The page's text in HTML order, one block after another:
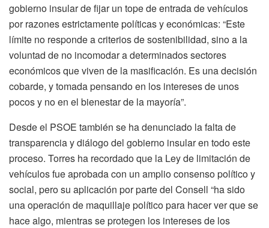
gobierno insular de fijar un tope de entrada de vehículos
por razones estrictamente políticas y económicas: “Este
límite no responde a criterios de sostenibilidad, sino a la
voluntad de no incomodar a determinados sectores
económicos que viven de la masificación. Es una decisión
cobarde, y tomada pensando en los intereses de unos
pocos y no en el bienestar de la mayoría”.
Desde el PSOE también se ha denunciado la falta de
transparencia y diálogo del gobierno insular en todo este
proceso. Torres ha recordado que la Ley de limitación de
vehículos fue aprobada con un amplio consenso político y
social, pero su aplicación por parte del Consell “ha sido
una operación de maquillaje político para hacer ver que se
hace algo, mientras se protegen los intereses de los